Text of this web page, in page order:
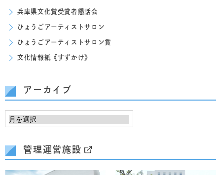
兵庫県文化賞受賞者懇話会
ひょうごアーティストサロン
ひょうごアーティストサロン賞
文化情報紙《すずかけ》
アーカイブ
管理運営施設